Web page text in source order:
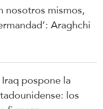
nosotros mismos,
Araghchi
pospone la
los